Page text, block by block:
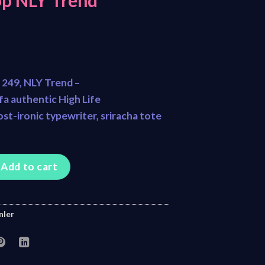
NLY Trend –
authentic High Life
ironic typewriter, sriracha tote
quantity
Add to cart